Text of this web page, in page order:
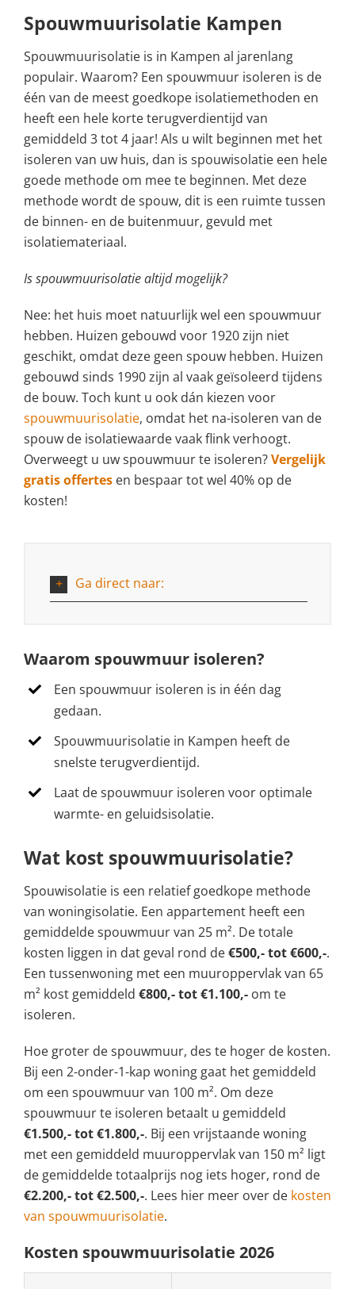
Spouwmuurisolatie Kampen
Spouwmuurisolatie is in Kampen al jarenlang
populair. Waarom? Een spouwmuur isoleren is de
één van de meest goedkope isolatiemethoden en
heeft een hele korte terugverdientijd van
gemiddeld 3 tot 4 jaar! Als u wilt beginnen met het
isoleren van uw huis, dan is spouwisolatie een hele
goede methode om mee te beginnen. Met deze
methode wordt de spouw, dit is een ruimte tussen
de binnen- en de buitenmuur, gevuld met
isolatiemateriaal.
Is spouwmuurisolatie altijd mogelijk?
Nee: het huis moet natuurlijk wel een spouwmuur
hebben. Huizen gebouwd voor 1920 zijn niet
geschikt, omdat deze geen spouw hebben. Huizen
gebouwd sinds 1990 zijn al vaak geïsoleerd tijdens
de bouw. Toch kunt u ook dán kiezen voor
spouwmuurisolatie, omdat het na-isoleren van de
spouw de isolatiewaarde vaak flink verhoogt.
Overweegt u uw spouwmuur te isoleren?Vergelijk
gratis offertes en bespaar tot wel 40% op de
kosten!
Ga direct naar:
Waarom spouwmuur isoleren?
Een spouwmuur isoleren is in één dag
gedaan.
Spouwmuurisolatie in Kampen heeft de
snelste terugverdientijd.
Laat de spouwmuur isoleren voor optimale
warmte- en geluidsisolatie.
Wat kost spouwmuurisolatie?
Spouwisolatie is een relatief goedkope methode
van woningisolatie. Een appartement heeft een
gemiddelde spouwmuur van 25 m². De totale
kosten liggen in dat geval rond de€500,- tot €600,-.
Een tussenwoning met een muuroppervlak van 65
m² kost gemiddeld €800,- tot €1.100,- om te
isoleren.
Hoe groter de spouwmuur, des te hoger de kosten.
Bij een 2-onder-1-kap woning gaat het gemiddeld
om een spouwmuur van 100 m². Om deze
spouwmuur te isoleren betaalt u gemiddeld
€1.500,- tot €1.800,-. Bij een vrijstaande woning
met een gemiddeld muuroppervlak van 150 m² ligt
de gemiddelde totaalprijs nog iets hoger, rond de
€2.200,- tot €2.500,-. Lees hier meer over de kosten
van spouwmuurisolatie.
Kosten spouwmuurisolatie 2026